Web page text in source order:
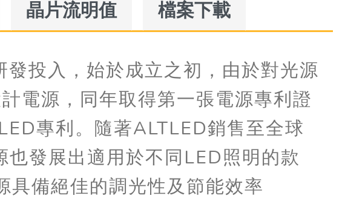
晶片流明值 檔案下載
投入，始於成立之初，由於對光源
電源，同年取得第一張電源專利證
專利。隨著ALTLED銷售至全球
發展出適用於不同LED照明的款
具備絕佳的調光性及節能效率